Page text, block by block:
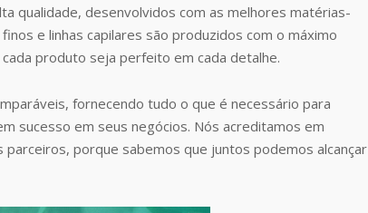
qualidade, desenvolvidos com as melhores matérias-
e linhas capilares são produzidos com o máximo
produto seja perfeito em cada detalhe.
fornecendo tudo o que é necessário para
sucesso em seus negócios. Nós acreditamos em
porque sabemos que juntos podemos alcançar